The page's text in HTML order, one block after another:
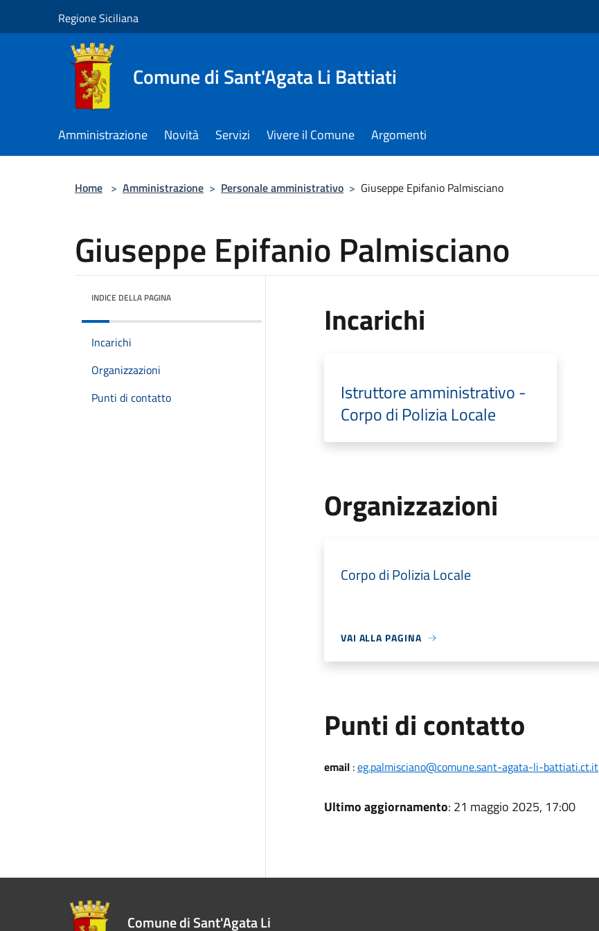
Regione Siciliana
Comune di Sant'Agata Li Battiati
Amministrazione Novità Servizi Vivere il Comune Argomenti
Home > Amministrazione > Personale amministrativo > Giuseppe Epifanio Palmisciano
Giuseppe Epifanio Palmisciano
INDICE DELLA PAGINA
Incarichi
Organizzazioni
Punti di contatto
Incarichi
Istruttore amministrativo -
Corpo di Polizia Locale
Organizzazioni
Corpo di Polizia Locale
VAI ALLA PAGINA
Punti di contatto
email:eg.palmisciano@comune.sant-agata-li-battiati.ct.it
Ultimo aggiornamento: 21 maggio 2025, 17:00
Comune di Sant'Agata Li